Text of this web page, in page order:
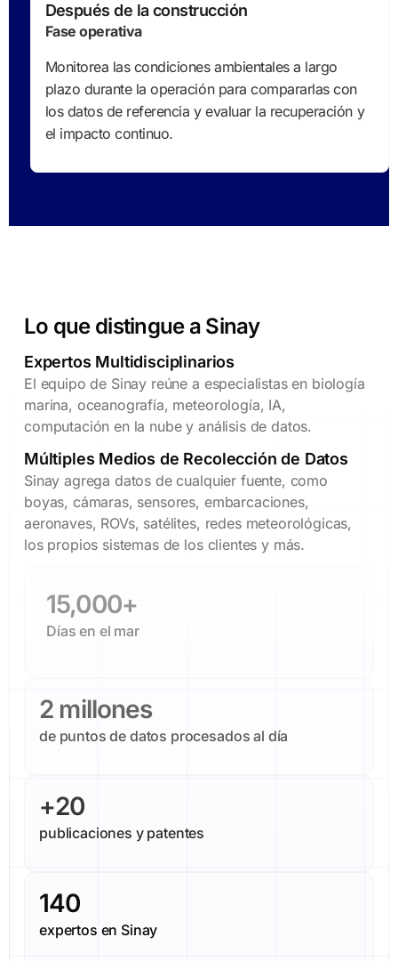
Después de la construcción
Fase operativa
Monitorea las condiciones ambientales a largo
plazo durante la operación para compararlas con
los datos de referencia y evaluar la recuperación y
el impacto continuo.
Lo que distingue a Sinay
Expertos Multidisciplinarios
El equipo de Sinay reúne a especialistas en biología
marina, oceanografía, meteorología, IA,
computación en la nube y análisis de datos.
Múltiples Medios de Recolección de Datos
Sinay agrega datos de cualquier fuente, como
boyas, cámaras, sensores, embarcaciones,
aeronaves, ROVs, satélites, redes meteorológicas,
los propios sistemas de los clientes y más.
15,000+
Días en el mar
2 millones
de puntos de datos procesados al día
+20
publicaciones y patentes
140
expertos en Sinay